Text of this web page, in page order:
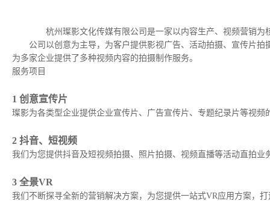
杭州璨影文化传媒有限公司是一家以内容生产、视频营销为
公司以创意为主导，为客户提供影视广告、活动拍摄、宣传片拍
为多家企业提供了多种视频内容的拍摄制作服务。
服务项目
1 创意宣传片
璨影为各类型企业提供企业宣传片、广告宣传片、专题纪录片等视
2 抖音、短视频
我们为您提供抖音及短视频拍摄、照片拍摄、视频直播等活动直拍业
3 全景VR
我们不断探寻全新的营销解决方案，为您提供一站式VR应用方案，